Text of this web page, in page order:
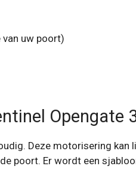
uw poort)
Opengate
Deze motorisering
poort. Er wordt een